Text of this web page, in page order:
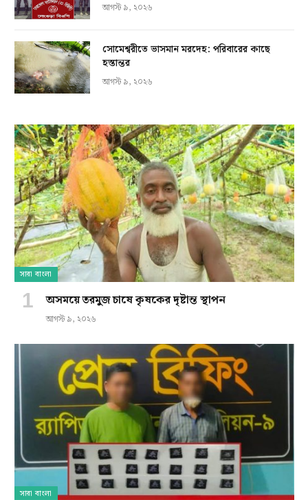
আগস্ট ৯, ২০২৬
সোমেশ্বরীতে ভাসমান মরদেহ: পরিবারের কাছে
হস্তান্তর
আগস্ট ৯, ২০২৬
সারা বাংলা
অসময়ে তরমুজ চাষে কৃষকের দৃষ্টান্ত স্থাপন
আগস্ট ৯, ২০২৬
সারা বাংলা